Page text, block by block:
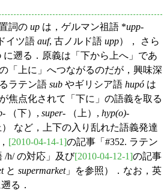
詞の up は，ゲルマン祖語 *upp-
イツ語 auf, 古ノルド語 upp）， さら
に遡る．原義は「下から上へ」であ
「上に」へつながるのだが，興味深
ラテン語 sub やギリシア語 hupó は
焦点化されて「下に」の語義を取る
- （下）, super- （上）, hyp(o)-
） など，上下の入り乱れた語義発達
[2010-04-14-1]の記事「#352. ラテン
/h/ の対応」及び[2010-04-12-1]の記事
と supermarket」を参照）．なお，英
る．